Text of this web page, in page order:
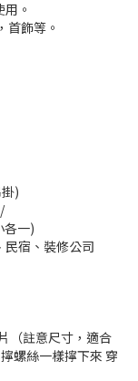
。
首飾等。
)
各一)
宿、裝修公司
（註意尺寸，適合
螺絲一樣擰下來 穿